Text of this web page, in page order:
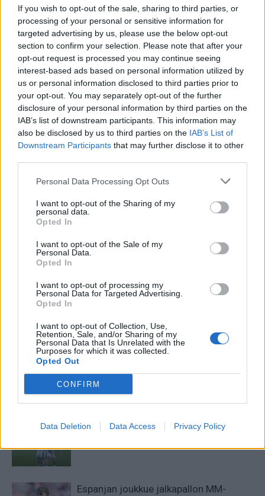
If you wish to opt-out of the sale, sharing to third parties, or
processing of your personal or sensitive information for
targeted advertising by us, please use the below opt-out
section to confirm your selection. Please note that after your
opt-out request is processed you may continue seeing
interest-based ads based on personal information utilized by
us or personal information disclosed to third parties prior to
your opt-out. You may separately opt-out of the further
disclosure of your personal information by third parties on the
IAB’s list of downstream participants. This information may
also be disclosed by us to third parties on the IAB’s List of
Downstream Participants that may further disclose it to other
Personal Data Processing Opt Outs
I want to opt-out of the Sharing of my
personal data.
Opted In
I want to opt-out of the Sale of my
Personal Data.
Opted In
I want to opt-out of processing my
Personal Data for Targeted Advertising.
Opted In
I want to opt-out of Collection, Use,
Retention, Sale, and/or Sharing of my
Personal Data that Is Unrelated with the
Purposes for which it was collected.
Opted Out
CONFIRM
Data Deletion Data Access Privacy Policy
Edellinen artikkeli
Ranska ja Marokko vastakkain
puolustaako Marokko itsensä
finaaliin?
Seuraava artikkeli
televisiosta!
LIITTYVÄT ARTIKKELIT LISÄÄ TEKIJÄLTÄ
Jalkapallon MM-kisat 2026
Pudotuspelit – tässä kaavio
Argentiinan joukkue jalkapallon MM-
kisoihin 2026
Espanjan joukkue jalkapallon MM-